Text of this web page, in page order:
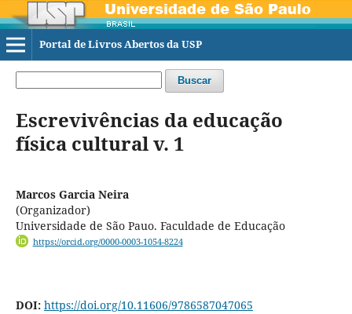
Portal de Livros Abertos da USP
Buscar
Escrevivências da educação
física cultural v. 1
Marcos Garcia Neira
(Organizador)
Universidade de São Pauo. Faculdade de Educação
https://orcid.org/0000-0003-1054-8224
DOI: https://doi.org/10.11606/9786587047065